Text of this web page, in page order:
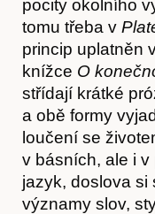
pocity okolního
tomu třeba v
princip uplatněn
knížce O
střídají krátké
a obě formy
loučení se
v básních, ale i
jazyk, doslova
významy slov,